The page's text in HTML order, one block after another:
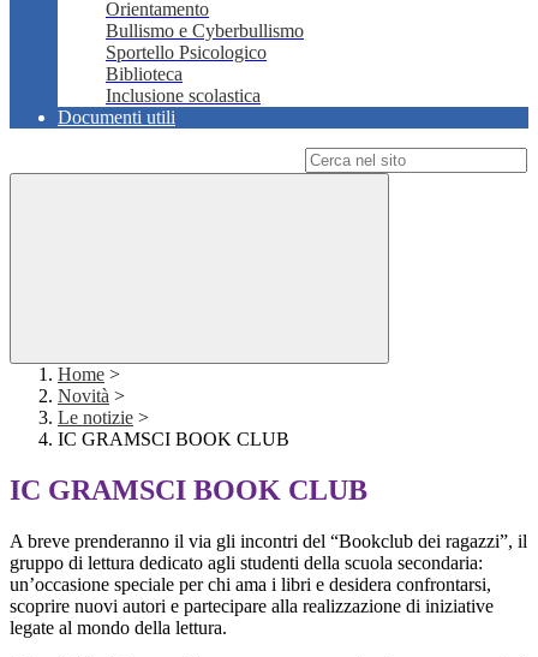
Orientamento
Bullismo e Cyberbullismo
Sportello Psicologico
Biblioteca
Inclusione scolastica
Documenti utili
Home >
Novità >
Le notizie >
IC GRAMSCI BOOK CLUB
IC GRAMSCI BOOK CLUB
A breve prenderanno il via gli incontri del “Bookclub dei ragazzi”, il
gruppo di lettura dedicato agli studenti della scuola secondaria:
un’occasione speciale per chi ama i libri e desidera confrontarsi,
scoprire nuovi autori e partecipare alla realizzazione di iniziative
legate al mondo della lettura.